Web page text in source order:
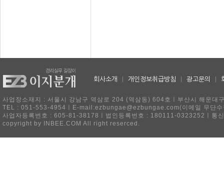
회사소개 개인정보취급방침 광고문의
사업장소재지 : 서울시 강남구 역삼로 204 (역삼동) 604호ㅣ부산시 해운
TEL : 051-553-4954ㅣE-mail:ezbungae@ezbungae.com(이메일 무단수
사업자등록번호 : 605-81-38178ㅣ법인등록번호 : 180111-0323252ㅣ통
copyright by INBEE.COM All right reserced.